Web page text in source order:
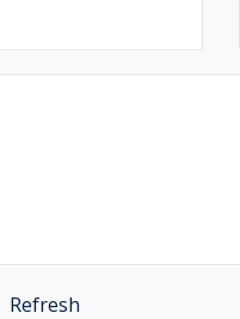
Refresh